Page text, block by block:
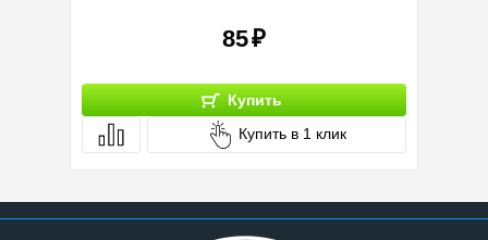
85
Купить
Купить в 1 клик